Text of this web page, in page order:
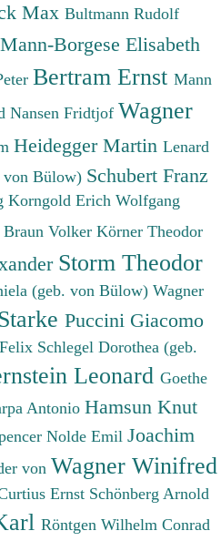
Max Bultmann Rudolf
Mann-Borgese Elisabeth
Bertram Ernst Mann
Nansen Fridtjof Wagner
Heidegger Martin Lenard
Bülow) Schubert Franz
Korngold Erich Wolfgang
Braun Volker Körner Theodor
Storm Theodor
(geb. von Bülow) Wagner
Puccini Giacomo
Schlegel Dorothea (geb.
Leonard Goethe
Antonio Hamsun Knut
Nolde Emil Joachim
von Wagner Winifred
Ernst Schönberg Arnold
Röntgen Wilhelm Conrad